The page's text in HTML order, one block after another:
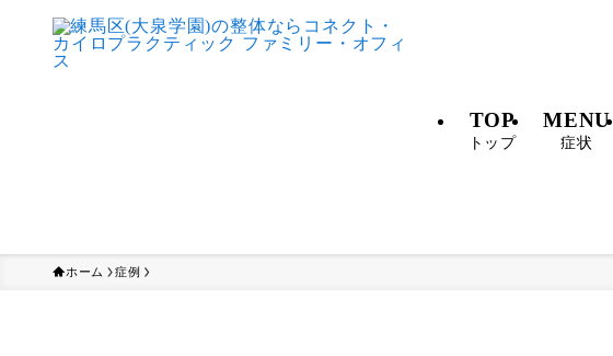
TOP
トップ
MENU
症状
ホーム 症例